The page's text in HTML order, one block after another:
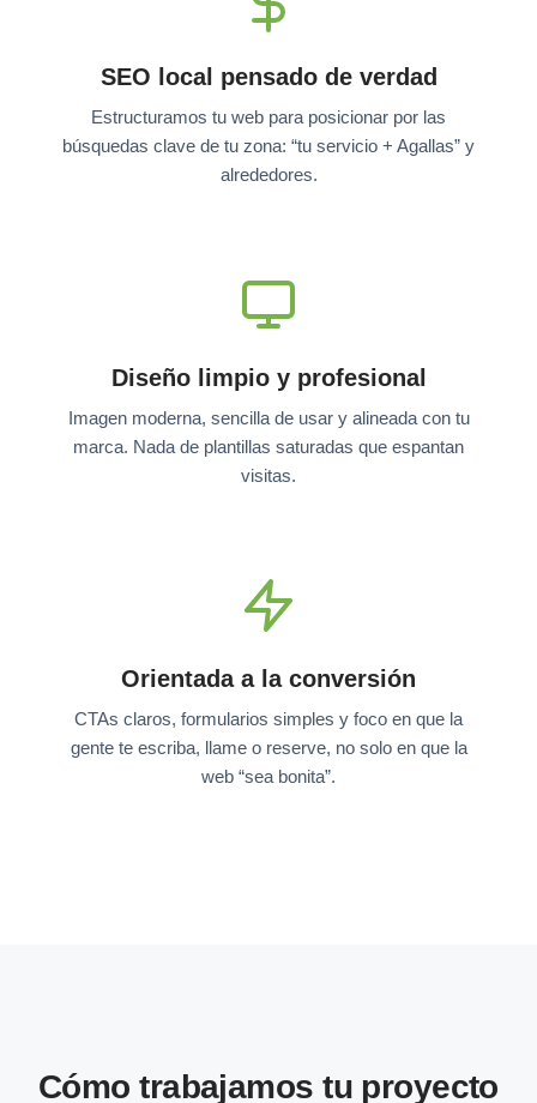
SEO local pensado de verdad
Estructuramos tu web para posicionar por las
búsquedas clave de tu zona: “tu servicio + Agallas” y
alrededores.
Diseño limpio y profesional
Imagen moderna, sencilla de usar y alineada con tu
marca. Nada de plantillas saturadas que espantan
visitas.
Orientada a la conversión
CTAs claros, formularios simples y foco en que la
gente te escriba, llame o reserve, no solo en que la
web “sea bonita”.
Cómo trabajamos tu proyecto